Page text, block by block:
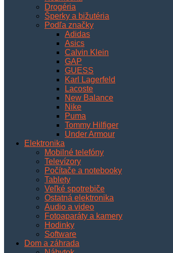
Drogéria
Šperky a bižutéria
Podľa značky
Adidas
Asics
Calvin Klein
GAP
GUESS
Karl Lagerfeld
Lacoste
New Balance
Nike
Puma
Tommy Hilfiger
Under Armour
Elektronika
Mobilné telefóny
Televízory
Počítače a notebooky
Tablety
Veľké spotrebiče
Ostatná elektronika
Audio a video
Fotoaparáty a kamery
Hodinky
Software
Dom a záhrada